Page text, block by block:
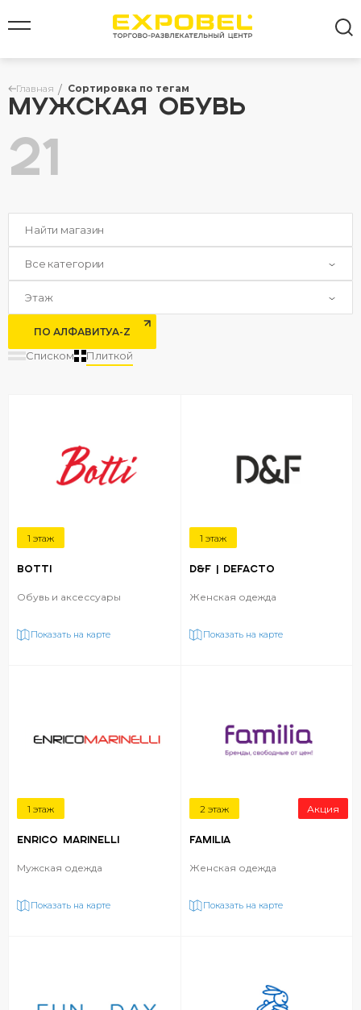
Главная Сортировка по тегам
МУЖСКАЯ ОБУВЬ
21
Все категории
Этаж
ПО АЛФАВИТУA-Z
Списком Плиткой
1 этаж
BOTTI
Обувь и аксессуары
Показать на карте
1 этаж
D&F | DEFACTO
Женская одежда
Показать на карте
1 этаж
ENRICO MARINELLI
Мужская одежда
Показать на карте
2 этаж Акция
FAMILIA
Женская одежда
Показать на карте